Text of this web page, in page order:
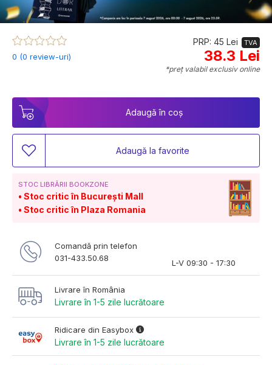
0 (0 review-uri)
PRP: 45 Lei TVA
38.3 Lei
*preț valabil exclusiv online
Adaugă în coș
Adaugă la favorite
STOC LIBRĂRII BOOKZONE
Stoc critic în București Mall
Stoc critic în Plaza Romania
Comandă prin telefon
031-433.50.68
L-V 09:30 - 17:30
Livrare în România
Livrare în 1-5 zile lucrătoare
Ridicare din Easybox
Livrare în 1-5 zile lucrătoare